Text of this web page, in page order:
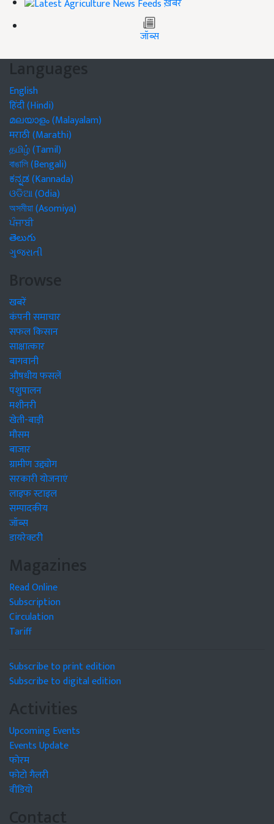
ख़बरें
जॉब्स
Languages
English
हिंदी (Hindi)
മലയാളം (Malayalam)
मराठी (Marathi)
தமிழ் (Tamil)
বাঙালি (Bengali)
ಕನ್ನಡ (Kannada)
ଓଡିଆ (Odia)
অসমীয়া (Asomiya)
ਪੰਜਾਬੀ
తెలుగు
ગુજરાતી
Browse
खबरें
कंपनी समाचार
सफल किसान
साक्षात्कार
बागवानी
औषधीय फसलें
पशुपालन
मशीनरी
खेती-बाड़ी
मौसम
बाजार
ग्रामीण उद्द्योग
सरकारी योजनाएं
लाइफ स्टाइल
सम्पादकीय
जॉब्स
डायरेक्टरी
Magazines
Read Online
Subscription
Circulation
Tariff
Subscribe to print edition
Subscribe to digital edition
Activities
Upcoming Events
Events Update
फोरम
फोटो गैलरी
वीडियो
Contact